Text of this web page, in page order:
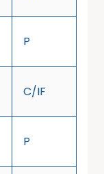
P
C/IF
P